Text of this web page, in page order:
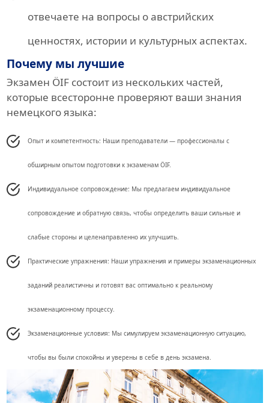
отвечаете на вопросы о австрийских
ценностях, истории и культурных аспектах.
Почему мы лучшие
Экзамен ÖIF состоит из нескольких частей,
которые всесторонне проверяют ваши знания
немецкого языка:
Опыт и компетентность: Наши преподаватели — профессионалы с
обширным опытом подготовки к экзаменам ÖIF.
Индивидуальное сопровождение: Мы предлагаем индивидуальное
сопровождение и обратную связь, чтобы определить ваши сильные и
слабые стороны и целенаправленно их улучшить.
Практические упражнения: Наши упражнения и примеры экзаменационных
заданий реалистичны и готовят вас оптимально к реальному
экзаменационному процессу.
Экзаменационные условия: Мы симулируем экзаменационную ситуацию,
чтобы вы были спокойны и уверены в себе в день экзамена.